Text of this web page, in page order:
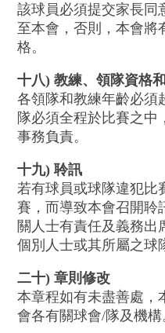
該球員必須提交家長同
至本會，否則，本會將
格。
十八) 教練、領隊資格
各領隊和教練年齡必須
隊必須全程於比賽之中
事務負責。
十九) 聆訊
若有球員或球隊違犯比
賽，而導致本會召開聆
關人士有責任及義務出
個別人士或其所屬之球
二十) 章則修改
本章程如有未盡善處，
會各有關球會/隊及機構